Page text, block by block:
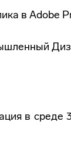
в Adobe
в среде